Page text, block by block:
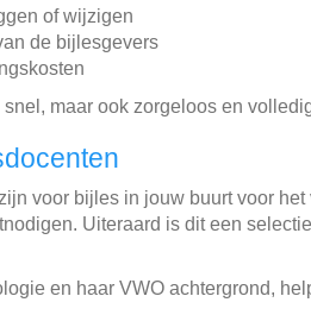
of wijzigen
de bijlesgevers
maar ook zorgeloos en
voor bijles in jouw buurt voor
Uiteraard is dit een
en haar VWO achtergrond,